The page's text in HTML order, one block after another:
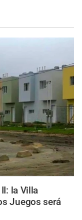
la Villa
Juegos será